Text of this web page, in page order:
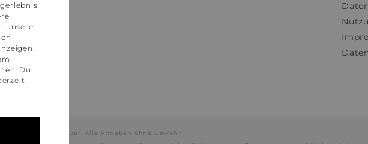
Mehrwertsteuer. Alle Angaben ohne Gewähr.
unsere
Du